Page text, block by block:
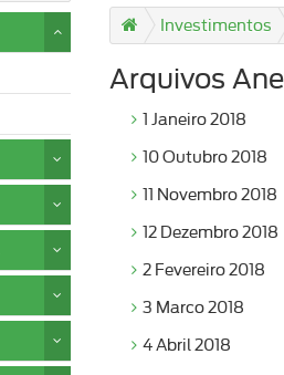
Investimentos
Arquivos
1 Janeiro 2018
10 Outubro 2018
11 Novembro 2018
12 Dezembro 2018
2 Fevereiro 2018
3 Marco 2018
4 Abril 2018